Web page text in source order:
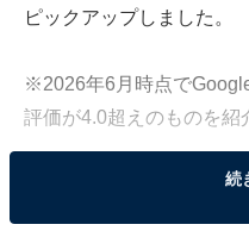
ピックアップしました。
※2026年6月時点で
評価が4.0超えのものを紹
この記事の
いもの部
続